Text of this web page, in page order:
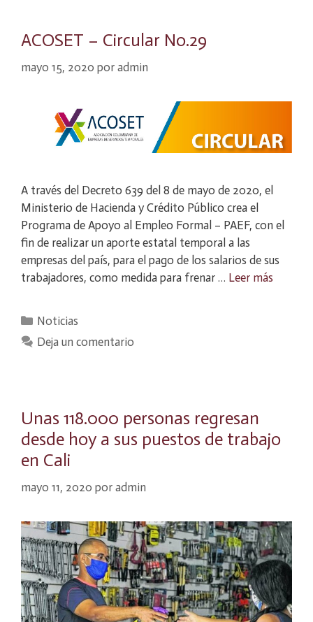
ACOSET – Circular No.29
mayo 15, 2020 por admin
A través del Decreto 639 del 8 de mayo de 2020, el
Ministerio de Hacienda y Crédito Público crea el
Programa de Apoyo al Empleo Formal – PAEF, con el
fin de realizar un aporte estatal temporal a las
empresas del país, para el pago de los salarios de sus
trabajadores, como medida para frenar … Leer más
Categorías
Noticias
Deja un comentario
Unas 118.000 personas regresan
desde hoy a sus puestos de trabajo
en Cali
mayo 11, 2020 por admin